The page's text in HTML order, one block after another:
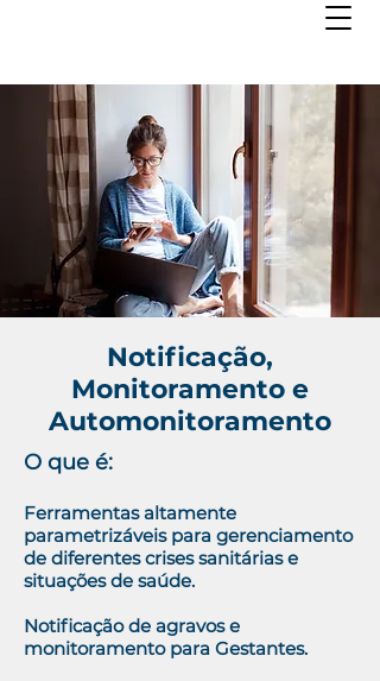
Notificação,
Monitoramento e
Automonitoramento
O que é:
Ferramentas altamente
parametrizáveis para gerenciamento
de diferentes crises sanitárias e
situações de saúde.
Notificação de agravos e
monitoramento para Gestantes.